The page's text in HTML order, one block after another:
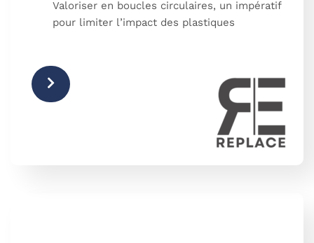
Valoriser en boucles circulaires, un impératif
pour limiter l’impact des plastiques